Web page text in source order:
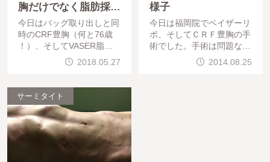
胸だけでなく脂肪採取
部位も大満足
今日はバッグ取り出しと同
時のCRF豊胸（何と76歳
！）、そしてVASER脂肪
吸引の手術でした。手術は
問題なく終わっています。
に来て下さった、セルチャ
ー豊胸と同時に腹部の4D
2018.05.27
様子
今日は福岡院でベイザーリ
ポ、そしてＣＲＦ豊胸の手
術でした。手術は問題なく
終わっています。お疲れ様
でした。さて今日は昨日に
2014.08.25
サーミタイト